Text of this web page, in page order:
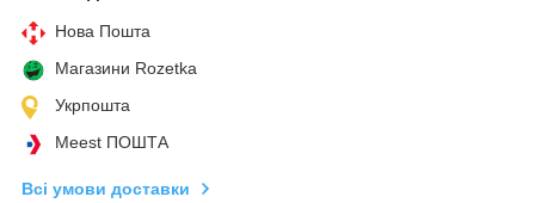
Нова Пошта
Магазини Rozetka
Укрпошта
Meest ПОШТА
Всі умови доставки